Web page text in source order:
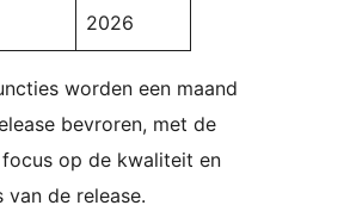
2026
worden een maand
bevroren, met de
op de kwaliteit en
van de release.